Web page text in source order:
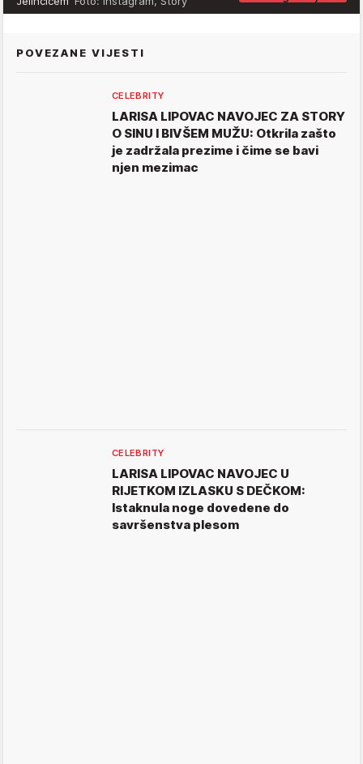
POVEZANE VIJESTI
CELEBRITY
LARISA LIPOVAC NAVOJEC ZA STORY
O SINU I BIVŠEM MUŽU: Otkrila zašto
je zadržala prezime i čime se bavi
njen mezimac
CELEBRITY
LARISA LIPOVAC NAVOJEC U
RIJETKOM IZLASKU S DEČKOM:
Istaknula noge dovedene do
savršenstva plesom